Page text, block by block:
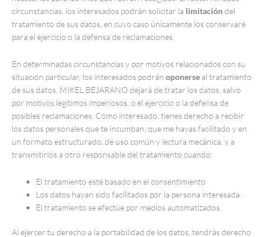
circunstancias, los interesados podrán solicitar la limitacióndel
tratamiento de sus datos, en cuyo caso únicamente los conservaré
para el ejercicio o la defensa de reclamaciones.
En determinadas circunstancias y por motivos relacionados con su
situación particular, los interesados podrán oponerse al tratamiento
de sus datos. MIKEL BEJARANO dejará de tratar los datos, salvo
por motivos legítimos imperiosos, o el ejercicio o la defensa de
posibles reclamaciones. Cómo interesado, tienes derecho a recibir
los datos personales que te incumban, que me hayas facilitado y en
un formato estructurado, de uso común y lectura mecánica, y a
transmitirlos a otro responsable del tratamiento cuando:
El tratamiento esté basado en el consentimiento
Los datos hayan sido facilitados por la persona interesada.
El tratamiento se efectúe por medios automatizados.
Al ejercer tu derecho a la portabilidad de los datos, tendrás derecho